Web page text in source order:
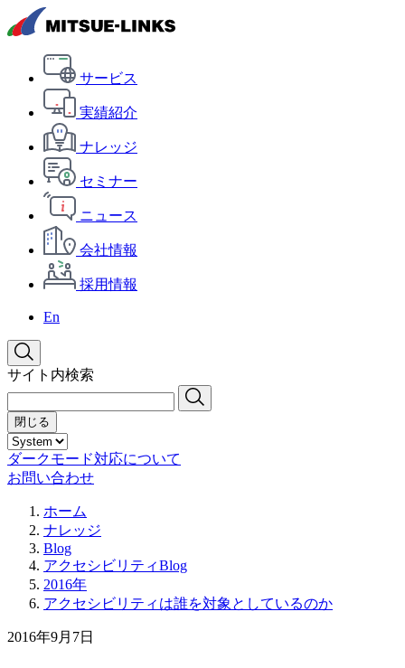
サービス
実績紹介
ナレッジ
セミナー
ニュース
会社情報
採用情報
En
サイト内検索
閉じる
ダークモード対応について
お問い合わせ
ホーム
ナレッジ
Blog
アクセシビリティBlog
2016年
アクセシビリティは誰を対象としているのか
2016年9月7日